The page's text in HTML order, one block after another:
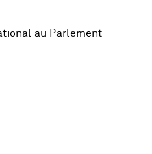
au Parlement